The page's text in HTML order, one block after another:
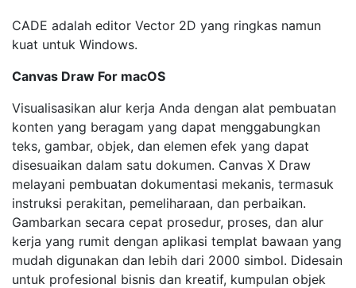
CADE adalah editor Vector 2D yang ringkas namun
kuat untuk Windows.
Canvas Draw For macOS
Visualisasikan alur kerja Anda dengan alat pembuatan
konten yang beragam yang dapat menggabungkan
teks, gambar, objek, dan elemen efek yang dapat
disesuaikan dalam satu dokumen. Canvas X Draw
melayani pembuatan dokumentasi mekanis, termasuk
instruksi perakitan, pemeliharaan, dan perbaikan.
Gambarkan secara cepat prosedur, proses, dan alur
kerja yang rumit dengan aplikasi templat bawaan yang
mudah digunakan dan lebih dari 2000 simbol. Didesain
untuk profesional bisnis dan kreatif, kumpulan objek